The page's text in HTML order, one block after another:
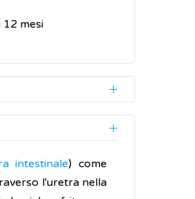
mesi
.
intestinale) come
l'uretra nella